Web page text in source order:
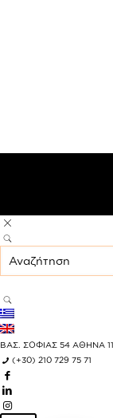
ΒΑΣ. ΣΟΦΙΑΣ 54 ΑΘΗΝΑ
(+30) 210 729 75 71